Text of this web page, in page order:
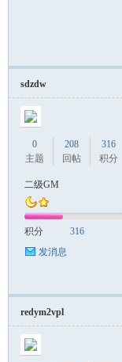
sdzdw
0
主题
208
回帖
316
积分
二级GM
积分
316
发消息
redym2vpl